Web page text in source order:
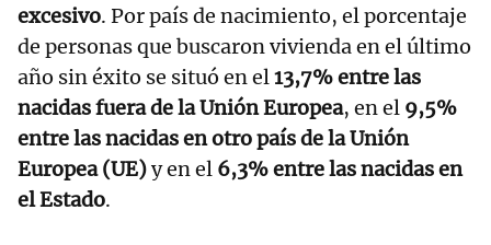
excesivo. Por país de nacimiento, el porcentaje
de personas que buscaron vivienda en el último
año sin éxito se situó en el13,7% entre las
nacidas fuera de la Unión Europea, en el 9,5%
entre las nacidas en otro país de la Unión
Europea (UE)y en el 6,3% entre las nacidas en
el Estado.